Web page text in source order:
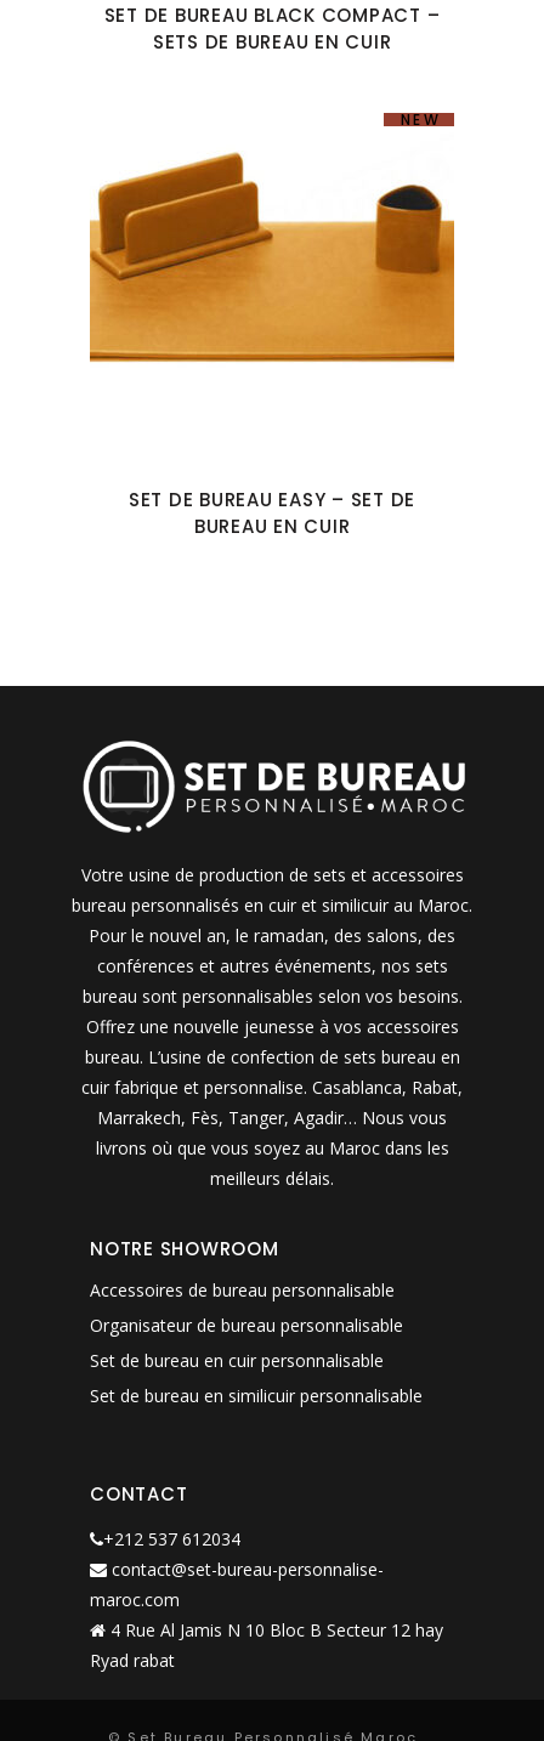
SET DE BUREAU BLACK COMPACT –
SETS DE BUREAU EN CUIR
NEW
SET DE BUREAU EASY – SET DE
BUREAU EN CUIR
Votre usine de production de sets et accessoires
bureau personnalisés en cuir et similicuir au Maroc.
Pour le nouvel an, le ramadan, des salons, des
conférences et autres événements, nos sets
bureau sont personnalisables selon vos besoins.
Offrez une nouvelle jeunesse à vos accessoires
bureau. L’usine de confection de sets bureau en
cuir fabrique et personnalise. Casablanca, Rabat,
Marrakech, Fès, Tanger, Agadir… Nous vous
livrons où que vous soyez au Maroc dans les
meilleurs délais.
NOTRE SHOWROOM
Accessoires de bureau personnalisable
Organisateur de bureau personnalisable
Set de bureau en cuir personnalisable
Set de bureau en similicuir personnalisable
CONTACT
+212 537 612034
contact@set-bureau-personnalise-
maroc.com
4 Rue Al Jamis N 10 Bloc B Secteur 12 hay
Ryad rabat
© Set Bureau Personnalisé Maroc